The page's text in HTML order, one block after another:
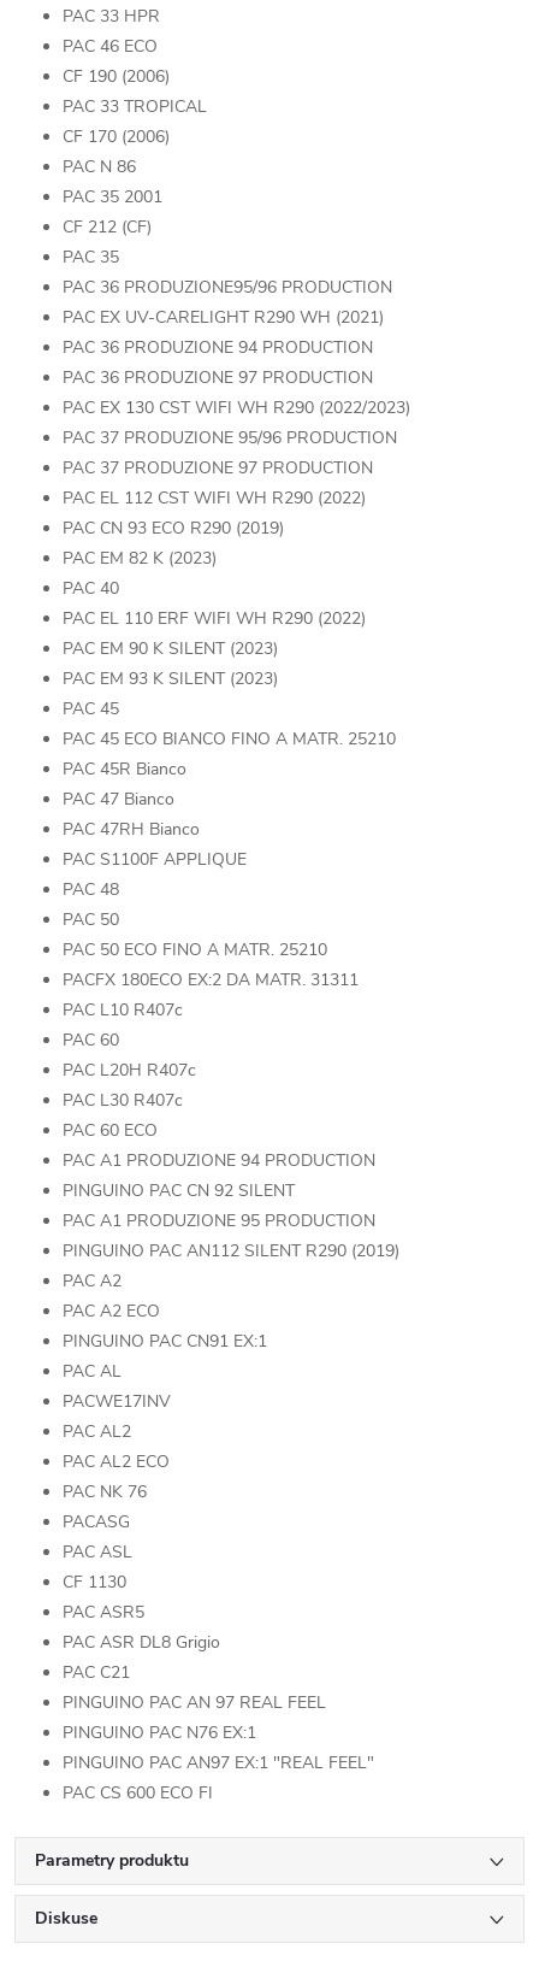
PAC 33 HPR
PAC 46 ECO
CF 190 (2006)
PAC 33 TROPICAL
CF 170 (2006)
PAC N 86
PAC 35 2001
CF 212 (CF)
PAC 35
PAC 36 PRODUZIONE95/96 PRODUCTION
PAC EX UV-CARELIGHT R290 WH (2021)
PAC 36 PRODUZIONE 94 PRODUCTION
PAC 36 PRODUZIONE 97 PRODUCTION
PAC EX 130 CST WIFI WH R290 (2022/2023)
PAC 37 PRODUZIONE 95/96 PRODUCTION
PAC 37 PRODUZIONE 97 PRODUCTION
PAC EL 112 CST WIFI WH R290 (2022)
PAC CN 93 ECO R290 (2019)
PAC EM 82 K (2023)
PAC 40
PAC EL 110 ERF WIFI WH R290 (2022)
PAC EM 90 K SILENT (2023)
PAC EM 93 K SILENT (2023)
PAC 45
PAC 45 ECO BIANCO FINO A MATR. 25210
PAC 45R Bianco
PAC 47 Bianco
PAC 47RH Bianco
PAC S1100F APPLIQUE
PAC 48
PAC 50
PAC 50 ECO FINO A MATR. 25210
PACFX 180ECO EX:2 DA MATR. 31311
PAC L10 R407c
PAC 60
PAC L20H R407c
PAC L30 R407c
PAC 60 ECO
PAC A1 PRODUZIONE 94 PRODUCTION
PINGUINO PAC CN 92 SILENT
PAC A1 PRODUZIONE 95 PRODUCTION
PINGUINO PAC AN112 SILENT R290 (2019)
PAC A2
PAC A2 ECO
PINGUINO PAC CN91 EX:1
PAC AL
PACWE17INV
PAC AL2
PAC AL2 ECO
PAC NK 76
PACASG
PAC ASL
CF 1130
PAC ASR5
PAC ASR DL8 Grigio
PAC C21
PINGUINO PAC AN 97 REAL FEEL
PINGUINO PAC N76 EX:1
PINGUINO PAC AN97 EX:1 "REAL FEEL"
PAC CS 600 ECO FI
Parametry produktu
Diskuse